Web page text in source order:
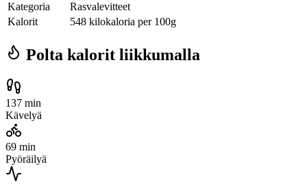
Kategoria
Rasvalevitteet
Kalorit
548 kilokaloria per 100g
Polta kalorit liikkumalla
137 min
Kävelyä
69 min
Pyöräilyä